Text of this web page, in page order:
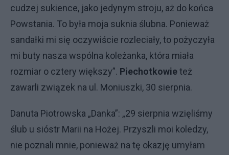
cudzej sukience, jako jedynym stroju, aż do końca
Powstania. To była moja suknia ślubna. Ponieważ
sandałki mi się oczywiście rozleciały, to pożyczyła
mi buty nasza wspólna koleżanka, która miała
rozmiar o cztery większy”. Piechotkowieteż
zawarli związek na ul. Moniuszki, 30 sierpnia.
Danuta Piotrowska „Danka”: „29 sierpnia wzięliśmy
ślub u sióstr Marii na Hożej. Przyszli moi koledzy,
nie poznali mnie, ponieważ na tę okazję umyłam